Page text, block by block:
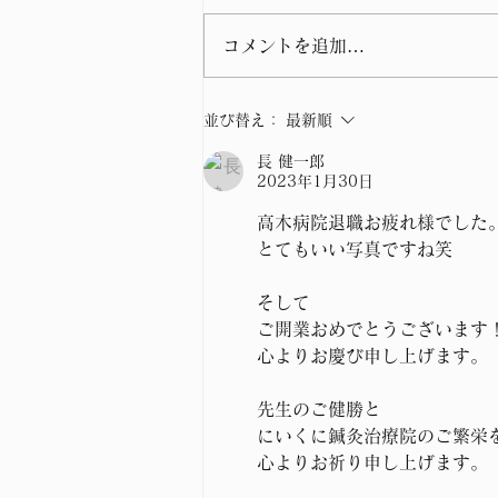
Instagram
コメントを追加…
並び替え： 最新順
長 健一郎
2023年1月30日
高木病院退職お疲れ様でし
とてもいい写真ですね笑
そして
ご開業おめでとうございま
心よりお慶び申し上げます。
先生のご健勝と
にいくに鍼灸治療院のご繁栄
心よりお祈り申し上げます。